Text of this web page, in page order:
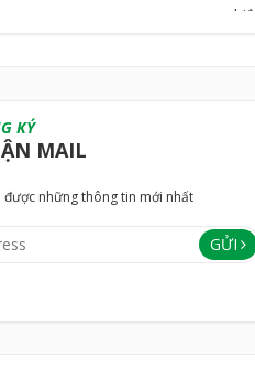
nghiệp
KÝ
MAIL
được những thông tin mới nhất
GỬI